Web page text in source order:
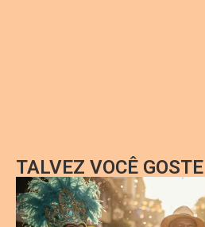
TALVEZ VOCÊ GOSTE